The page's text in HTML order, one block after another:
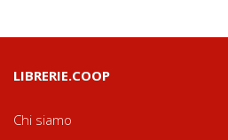
LIBRERIE.COOP
Chi siamo